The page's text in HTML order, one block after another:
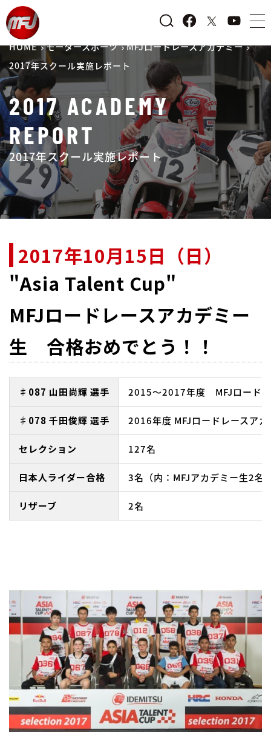
HOME モータースポーツ MFJロードレースアカデミー
2017年スクール実施レポート
2017 ACADEMY
REPORT
2017年スクール実施レポート
"Asia Talent Cup"
MFJロードレースアカデミー
生 合格おめでとう！！
2017年10月15日（日）
♯087 山田尚輝 選手 2015～2017年度 MFJロード
♯078 千田俊輝 選手 2016年度 MFJロードレースア
セレクション 127名
日本人ライダー合格 3名（内：MFJアカデミー生2名
リザーブ 2名